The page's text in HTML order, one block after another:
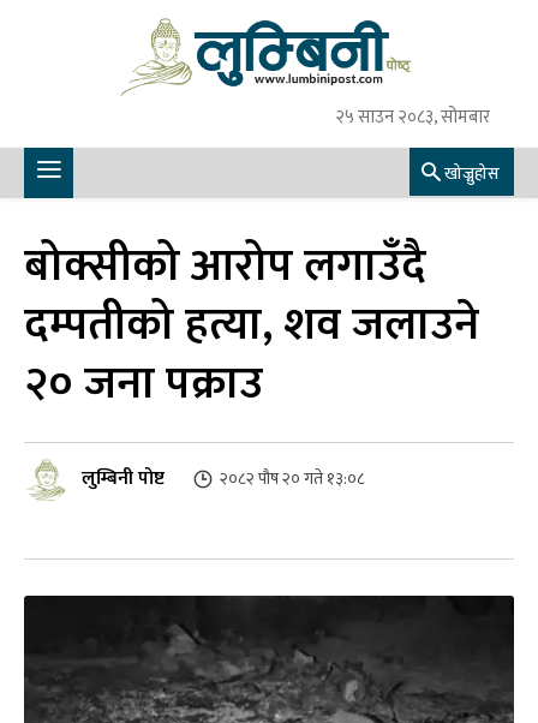
२५ साउन २०८३, सोमबार
खोज्नुहोस
बोक्सीको आरोप लगाउँदै
दम्पतीको हत्या, शव जलाउने
२० जना पक्राउ
लुम्बिनी पोष्ट २०८२ पौष २० गते १३:०८